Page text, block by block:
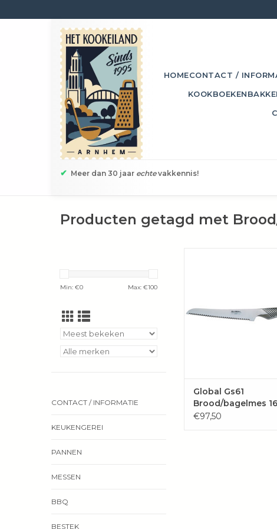
HOMECONTACT /
KOOKBOEKEN
✔ Meer dan 30 jaar echtevakkennis!
Producten getagd met
Min: €0 Max: €100
CONTACT / INFORMATIE
KEUKENGEREI
PANNEN
MESSEN
BBQ
BESTEK
TOEVOEGEN
WINKELWAGEN
Global Gs61
Brood/bagelmes
€97,50